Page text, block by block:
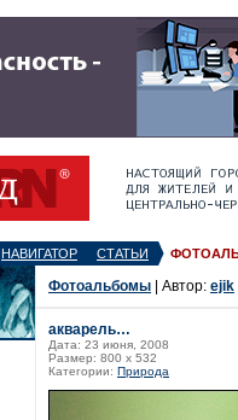
НАВИГАТОР СТАТЬИ
Фотоальбомы | Автор: ejik
акварель…
Дата: 23 июня, 2008
Размер: 800 x 532
Категории: Природа